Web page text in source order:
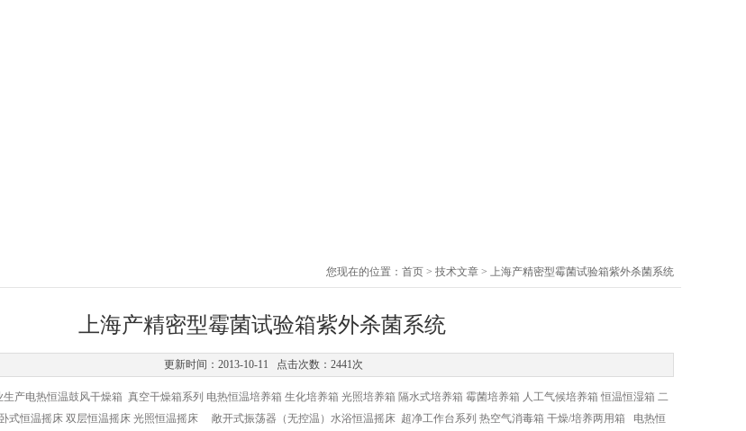
您现在的位置： 首页 > 技术文章 > 上海产精密型霉菌试验箱紫外杀菌系统
上海产精密型霉菌试验箱紫外杀菌系统
更新时间：2013-10-11 点击次数：2441次
产电热恒温鼓风干燥箱 真空干燥箱系列 电热恒温培养箱 生化培养箱 光照培养箱 隔水式培养箱 霉菌培养箱 人工气候培养箱 恒温恒湿箱 二
恒温摇床 双层恒温摇床 光照恒温摇床 敞开式振荡器（无控温）水浴恒温摇床 超净工作台系列 热空气消毒箱 干燥/培养两用箱 电热恒